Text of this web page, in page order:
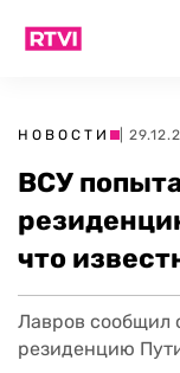
НОВОСТИ |
ВСУ
что
Лавров сообщил
резиденцию